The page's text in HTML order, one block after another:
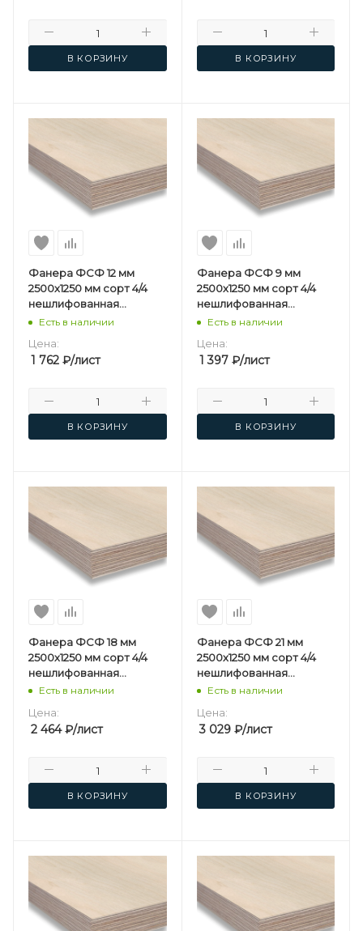
В КОРЗИНУ В КОРЗИНУ
Фанера ФСФ 12 мм
2500х1250 мм сорт 4/4
нешлифованная
березовая
Есть в наличии
Цена:
1 762 ₽/лист
В КОРЗИНУ
Фанера ФСФ 9 мм
2500х1250 мм сорт 4/4
нешлифованная
березовая
Есть в наличии
Цена:
1 397₽/лист
В КОРЗИНУ
Фанера ФСФ 18 мм
2500х1250 мм сорт 4/4
нешлифованная
березовая
Есть в наличии
Цена:
2 464₽/лист
В КОРЗИНУ
Фанера ФСФ 21 мм
2500х1250 мм сорт 4/4
нешлифованная
березовая
Есть в наличии
Цена:
3 029₽/лист
В КОРЗИНУ